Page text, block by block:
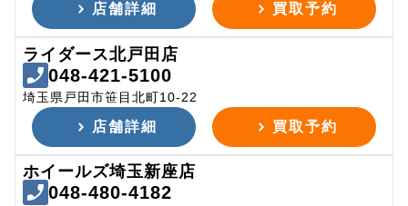
店舗詳細 買取予約
ライダース北戸田店
048-421-5100
埼玉県戸田市笹目北町10-22
店舗詳細 買取予約
ホイールズ埼玉新座店
048-480-4182